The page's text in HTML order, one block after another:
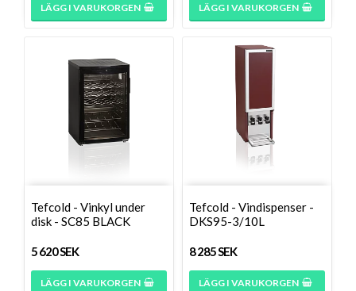
LÄGG I VARUKORGEN LÄGG I VARUKORGEN
Tefcold - Vinkyl under
disk - SC85 BLACK
5 620 SEK
LÄGG I VARUKORGEN
Tefcold - Vindispenser -
DKS95-3/10L
8 285 SEK
LÄGG I VARUKORGEN